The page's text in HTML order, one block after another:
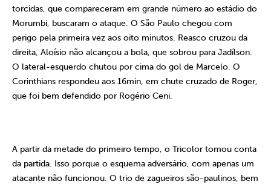
torcidas, que compareceram em grande número ao estádio do
Morumbi, buscaram o ataque. O São Paulo chegou com
perigo pela primeira vez aos oito minutos. Reasco cruzou da
direita, Aloísio não alcançou a bola, que sobrou para Jadílson.
O lateral-esquerdo chutou por cima do gol de Marcelo. O
Corinthians respondeu aos 16min, em chute cruzado de Roger,
que foi bem defendido por Rogério Ceni.
A partir da metade do primeiro tempo, o Tricolor tomou conta
da partida. Isso porque o esquema adversário, com apenas um
atacante não funcionou. O trio de zagueiros são-paulinos, bem